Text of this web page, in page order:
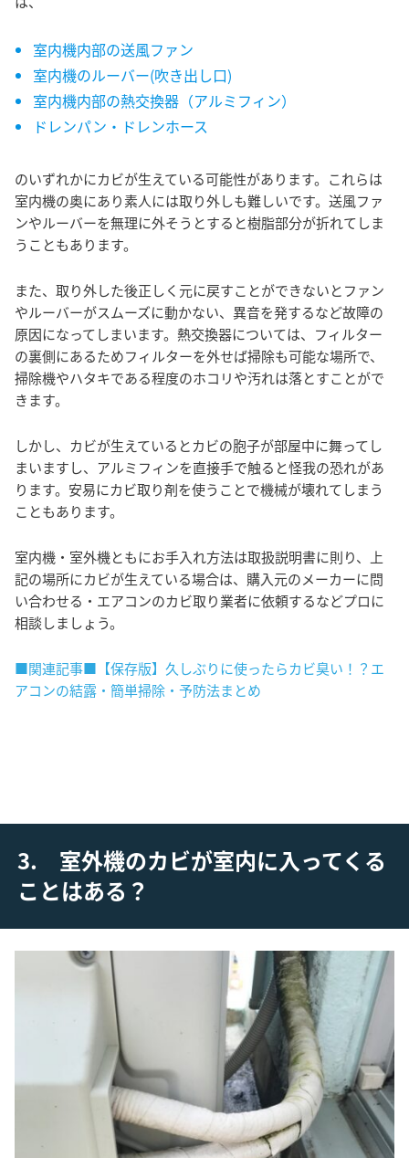
室内機内部の送風ファン
室内機のルーバー(吹き出し口)
室内機内部の熱交換器（アルミフィン）
ドレンパン・ドレンホース
のいずれかにカビが生えている可能性があります。これらは
室内機の奥にあり素人には取り外しも難しいです。送風ファ
ンやルーバーを無理に外そうとすると樹脂部分が折れてしま
うこともあります。
また、取り外した後正しく元に戻すことができないとファン
やルーバーがスムーズに動かない、異音を発するなど故障の
原因になってしまいます。熱交換器については、フィルター
の裏側にあるためフィルターを外せば掃除も可能な場所で、
掃除機やハタキである程度のホコリや汚れは落とすことがで
きます。
しかし、カビが生えているとカビの胞子が部屋中に舞ってし
まいますし、アルミフィンを直接手で触ると怪我の恐れがあ
ります。安易にカビ取り剤を使うことで機械が壊れてしまう
こともあります。
室内機・室外機ともにお手入れ方法は取扱説明書に則り、上
記の場所にカビが生えている場合は、購入元のメーカーに問
い合わせる・エアコンのカビ取り業者に依頼するなどプロに
相談しましょう。
■関連記事■【保存版】久しぶりに使ったらカビ臭い！？エ
アコンの結露・簡単掃除・予防法まとめ
3. 室外機のカビが室内に入ってくる
ことはある？